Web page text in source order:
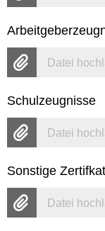
Datei
Schulzeugnisse
Datei
Sonstige
Datei